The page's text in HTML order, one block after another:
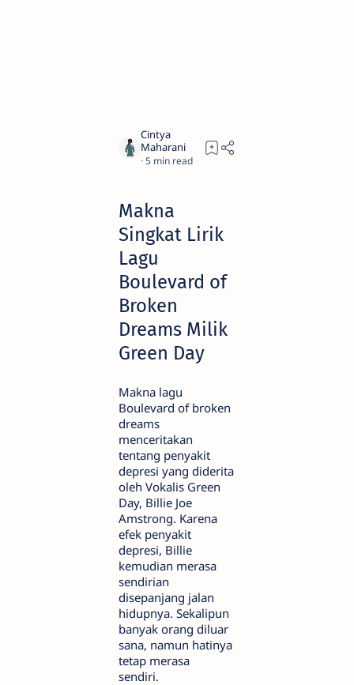
5
Makna
Singkat Lirik
Lagu
Boulevard of
Broken
Dreams Milik
Green Day
Makna lagu
Boulevard of broken
dreams
menceritakan
tentang penyakit
depresi yang diderita
oleh Vokalis Green
Day, Billie Joe
Amstrong. Karena
efek penyakit
depresi, Billie
kemudian merasa
sendirian
disepanjang jalan
hidupnya. Sekalipun
banyak orang diluar
sana, namun hatinya
tetap merasa
sendiri.